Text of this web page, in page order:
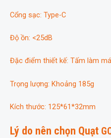
Cổng sạc: Type-C
Độ ồn: <25dB
Đặc điểm thiết kế: Tấm làm
Trọng lượng: Khoảng 185g
Kích thước: 125*61*32mm
Lý do nên chọn Quạt